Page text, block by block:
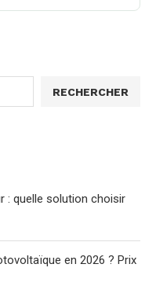
RECHERCHER
: quelle solution choisir
en 2026 ? Prix